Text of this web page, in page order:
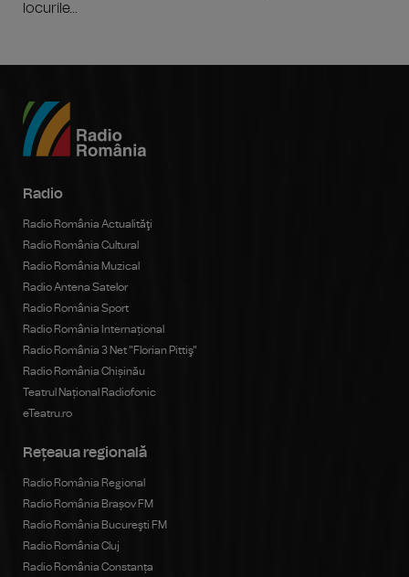
locurile...
Radio
Radio România Actualităţi
Radio România Cultural
Radio România Muzical
Radio Antena Satelor
Radio România Sport
Radio România Internațional
Radio România 3 Net "Florian Pittiş"
Radio România Chișinău
Teatrul Național Radiofonic
eTeatru.ro
Rețeaua regională
Radio România Regional
Radio România Brașov FM
Radio România Bucureşti FM
Radio România Cluj
Radio România Constanța